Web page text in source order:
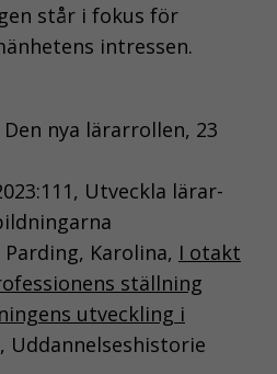
står i fokus för
intressen.
nya lärarrollen, 23
Utveckla lärar-
Karolina, I otakt
ställning
utveckling i
Uddannelseshistorie
NÖDVÄNDIGA
KAKOR